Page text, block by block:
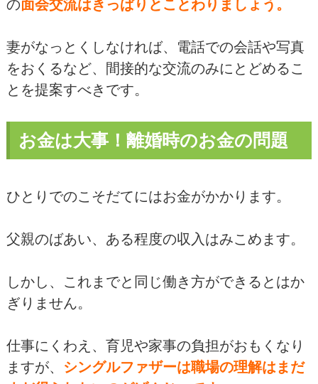
の面会交流はきっぱりとことわりましょう。
妻がなっとくしなければ、電話での会話や写真
をおくるなど、間接的な交流のみにとどめるこ
とを提案すべきです。
お金は大事！離婚時のお金の問題
ひとりでのこそだてにはお金がかかります。
父親のばあい、ある程度の収入はみこめます。
しかし、これまでと同じ働き方ができるとはか
ぎりません。
仕事にくわえ、育児や家事の負担がおもくなり
ますが、 シングルファザーは職場の理解はまだ